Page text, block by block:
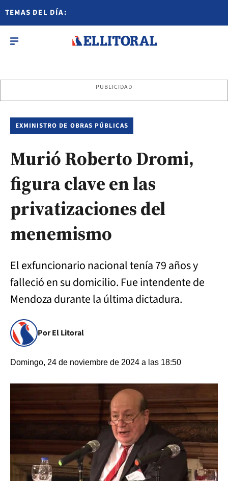
TEMAS DEL DÍA:
PUBLICIDAD
EXMINISTRO DE OBRAS PÚBLICAS
Murió Roberto Dromi,
figura clave en las
privatizaciones del
menemismo
El exfuncionario nacional tenía 79 años y
falleció en su domicilio. Fue intendente de
Mendoza durante la última dictadura.
Por El Litoral
Domingo, 24 de noviembre de 2024 a las 18:50